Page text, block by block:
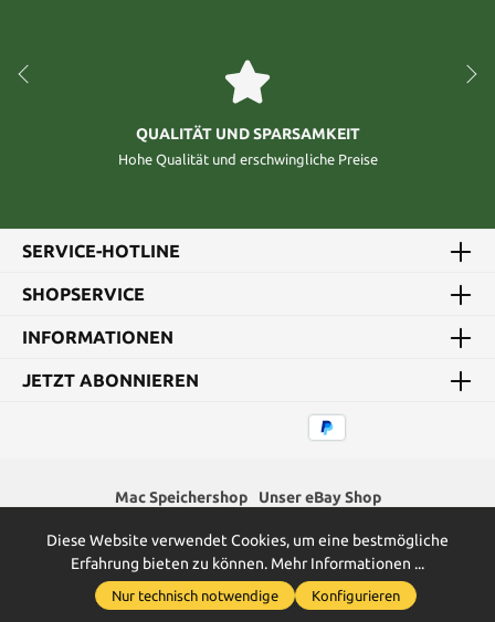
QUALITÄT UND SPARSAMKEIT
Hohe Qualität und erschwingliche Preise
SERVICE-HOTLINE
SHOPSERVICE
INFORMATIONEN
JETZT ABONNIEREN
Mac Speichershop Unser eBay Shop
* Alle Preise inkl. gesetzl. Mehrwertsteuer zzgl. Versandkosten
ggf. Nachnahmegebühren, wenn nicht anders angegeben.
2026Green Memory
Diese Website verwendet Cookies, um eine bestmögliche
Erfahrung bieten zu können. Mehr Informationen ...
Nur technisch notwendige Konfigurieren